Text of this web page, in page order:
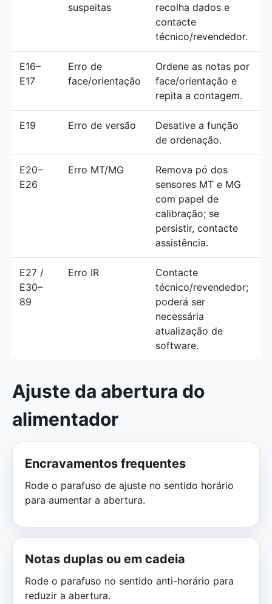
suspeitas
recolha dados e
contacte
técnico/revendedor.
E16–
E17
Erro de
face/orientação
Ordene as notas por
face/orientação e
repita a contagem.
E19 Erro de versão
Desative a função
de ordenação.
E20–
E26
Erro MT/MG
Remova pó dos
sensores MT e MG
com papel de
calibração; se
persistir, contacte
assistência.
E27 /
E30–
89
Erro IR
Contacte
técnico/revendedor;
poderá ser
necessária
atualização de
software.
Ajuste da abertura do
alimentador
Encravamentos frequentes
Rode o parafuso de ajuste no sentido horário
para aumentar a abertura.
Notas duplas ou em cadeia
Rode o parafuso no sentido anti-horário para
reduzir a abertura.